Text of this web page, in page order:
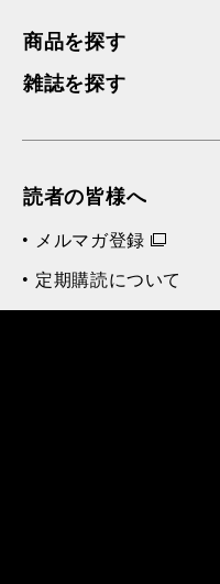
商品を探す
雑誌を探す
読者の皆様へ
メルマガ登録
定期購読について